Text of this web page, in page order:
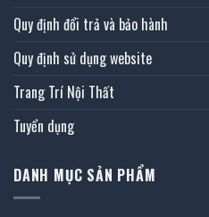
Quy định đổi trả và bảo hành
Quy định sử dụng website
Trang Trí Nội Thất
Tuyển dụng
DANH MỤC SẢN PHẨM